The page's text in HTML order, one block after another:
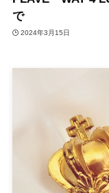
で
2024年3月15日